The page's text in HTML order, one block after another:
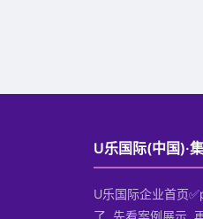
U乐国际(中国)·
U乐国际企业首页
了. 先看案例展示,